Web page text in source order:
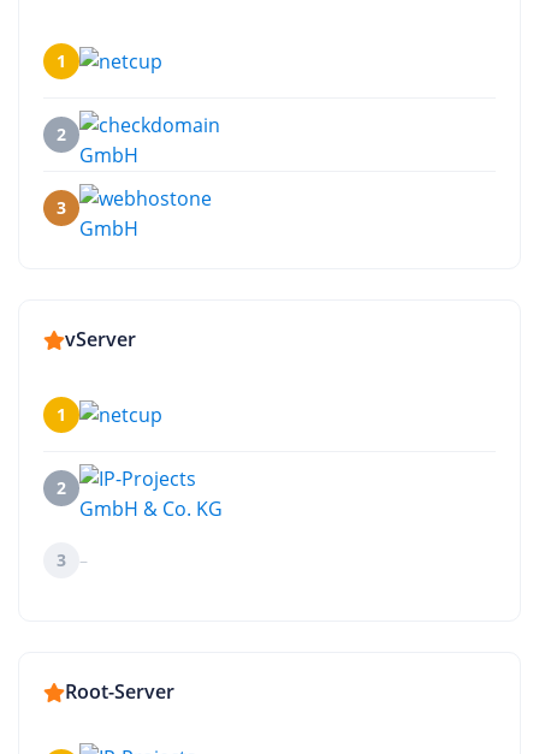
1
2
3
vServer
1
2
3 –
Root-Server